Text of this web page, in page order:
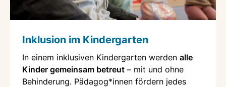
Inklusion im Kindergarten
In einem inklusiven Kindergarten werden alle
Kinder gemeinsam betreut – mit und ohne
Behinderung. Pädagog*innen fördern jedes